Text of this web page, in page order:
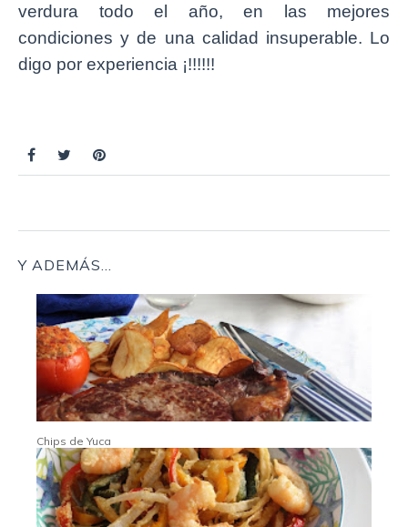
verdura todo el año, en las mejores
condiciones y de una calidad insuperable. Lo
digo por experiencia ¡!!!!!!
Y ADEMÁS...
Chips de Yuca